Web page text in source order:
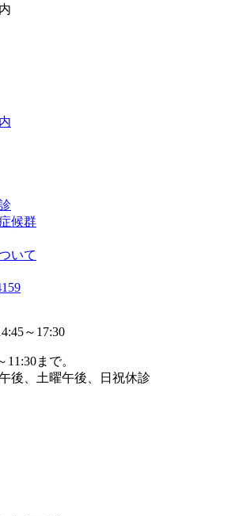
候群
いて
～17:30
まで。
後、土曜午後、日祝休診